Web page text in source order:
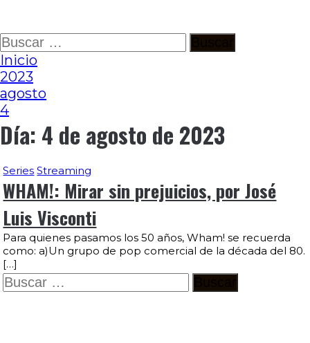
Ir
al
contenido
Buscar:
Inicio
2023
agosto
4
Día: 4 de agosto de 2023
Series Streaming
WHAM!: Mirar sin prejuicios, por José
Luis Visconti
Para quienes pasamos los 50 años, Wham! se recuerda
como: a)Un grupo de pop comercial de la década del 80.
[…]
Buscar: